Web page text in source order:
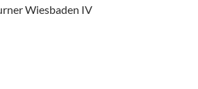
Wiesbaden IV